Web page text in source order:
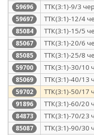
59696 ТТК(3:1)-9/3
59697 ТТК(3:1)-12/4
85084 ТТК(3:1)-15/5
85067 ТТК(3:1)-20/6
85085 ТТК(3:1)-25/8
59700 ТТК(3:1)-30/10
85069 ТТК(3:1)-40/13
59702 ТТК(3:1)-50/17
91896 ТТК(3:1)-60/20
84873 ТТК(3:1)-70/23
85087 ТТК(3:1)-90/30